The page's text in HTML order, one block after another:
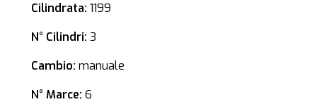
Cilindrata: 1199
N° Cilindri: 3
Cambio: manuale
N° Marce: 6